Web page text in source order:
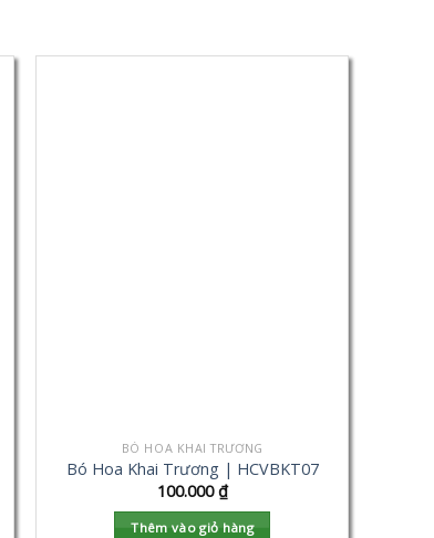
BÓ HOA KHAI TRƯƠNG
Bó Hoa Khai Trương | HCVBKT07
100.000₫
Thêm vào giỏ hàng